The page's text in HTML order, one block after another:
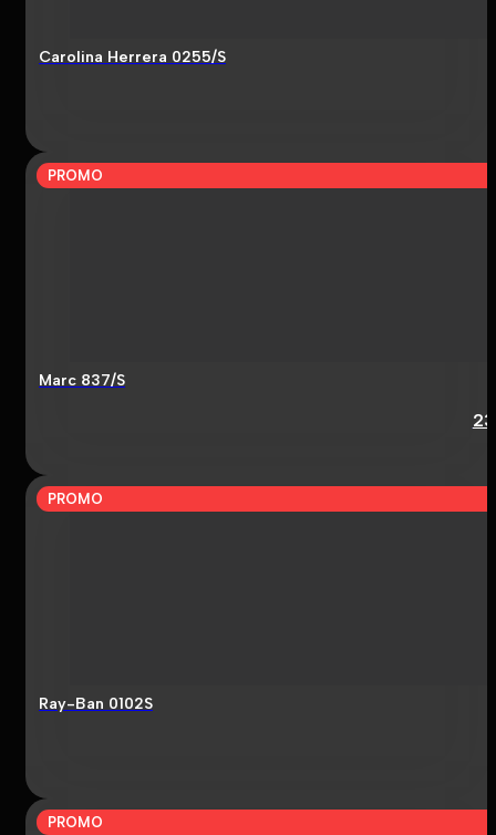
Carolina Herrera 0255/S
PROMO
Marc 837/S
PROMO
Ray-Ban 0102S
PROMO